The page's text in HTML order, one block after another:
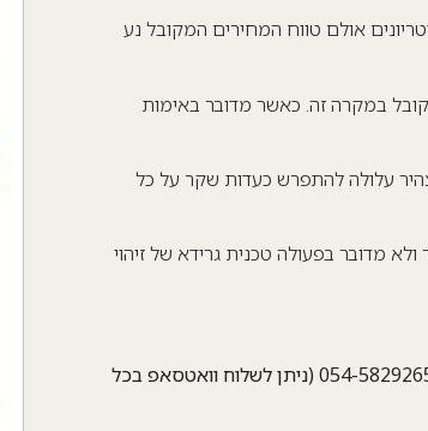
אולם טווח המחירים המקובל נע
במקרה זה. כאשר מדובר באימות
עלולה להתפרש כעדות שקר על כל
מדובר בפעולה טכנית גרידא של זיהוי
כאמור, ניתן לקבל הצעה מהירה ונוחה, השווה לכל נפש במשרדנו, בטל': 054-5829265 (ניתן לשלוח וואטסאפ בכל